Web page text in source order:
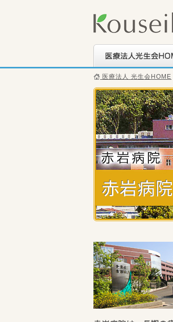
医療法人光生会HOME
医療法人 光生会HOME
赤岩病